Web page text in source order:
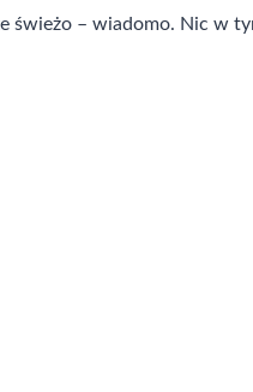
świeżo – wiadomo. Nic w